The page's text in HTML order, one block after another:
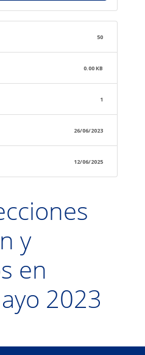
50
0.00 KB
1
26/06/2023
12/06/2025
y
en
2023